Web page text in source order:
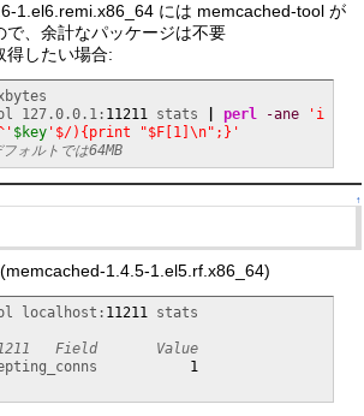
1.el6.remi.x86_64 には memcached-tool が
で、余計なパッケージは不要
得したい場合:
127.0.0.1: 11211 stats perl -ane
'i
$key'$/){print "$F[1]\n";}'
ォルトでは64MB
↑
1.4.5-1.el5.rf.x86_64)
localhost: 11211 stats
Field       Value
accepting_conns
1